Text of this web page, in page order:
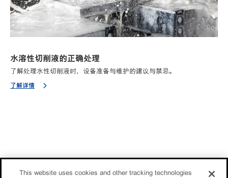
水溶性切削液的正确处理
了解处理水性切削液时，设备准备与维护的建议与禁忌。
了解详情
This website uses cookies and other tracking technologies